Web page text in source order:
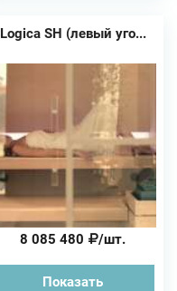
Logica SH (левый уго...
8 085 480 /шт.
Показать